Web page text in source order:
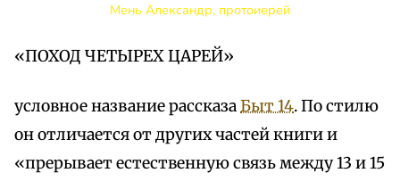
Мень Александр, протоиерей
«ПОХОД ЧЕТЫРЕХ ЦАРЕЙ»
условное название рассказаБыт 14. По стилю
он отличается от других частей книги и
«прерывает естественную связь между 13 и 15